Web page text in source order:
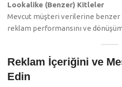
Lookalike (Benzer) Kitleler
Mevcut müşteri verilerine benzer
reklam performansını ve dönüşüm
Reklam İçeriğini ve
Edin